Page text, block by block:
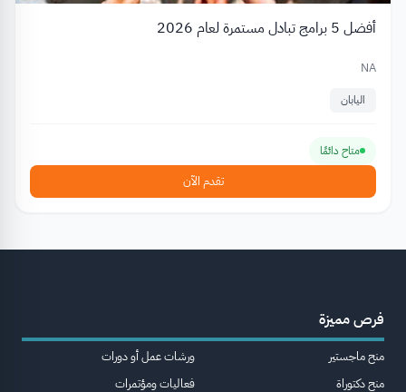
أفضل 5 برامج تبادل مستمرة لعام 2026
NA
اليابان
متاح دائمًا
تقدم الآن
فرص مميزة
منح ماجستير
منح دكتوراة
ورشات عمل أو دورات
فعاليات ومؤتمرات